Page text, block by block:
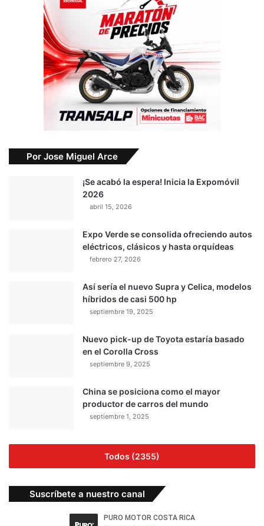
Por Jose Miguel Arce
¡Se acabó la espera! Inicia la Expomóvil
2026
abril 15, 2026
Expo Verde se consolida ofreciendo autos
eléctricos, clásicos y hasta orquídeas
febrero 27, 2026
Así sería el nuevo Supra y Celica, modelos
híbridos de casi 500 hp
septiembre 19, 2025
Nuevo pick-up de Toyota estaría basado
en el Corolla Cross
septiembre 9, 2025
China se posiciona como el mayor
productor de carros del mundo
septiembre 1, 2025
Todos (2355)
Suscríbete a nuestro canal